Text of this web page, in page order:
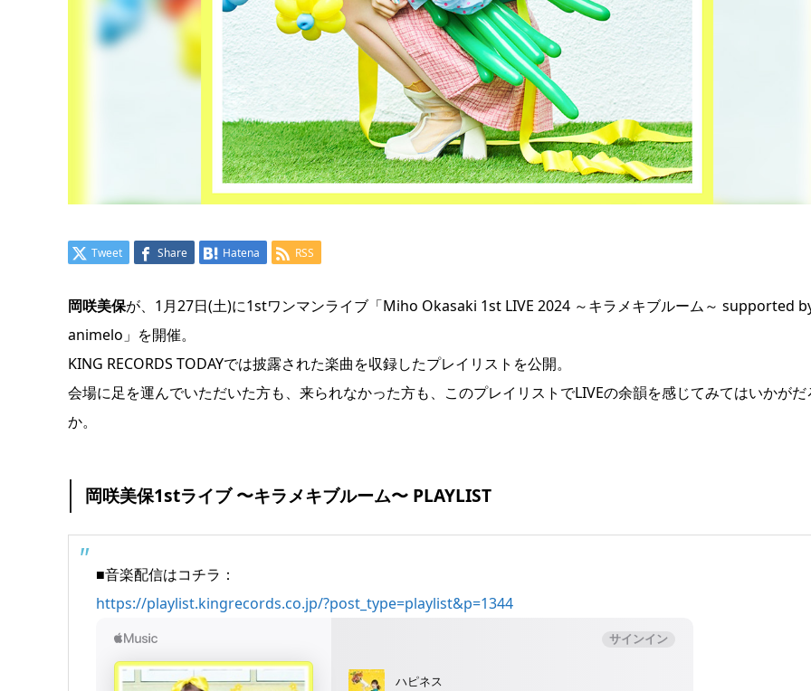
Tweet Share Hatena RSS
岡咲美保が、1月27日(土)に1stワンマンライブ「Miho Okasaki 1st LIVE 2024 ～キラメキブルーム～ supported
animelo」を開催。
KING RECORDS TODAYでは披露された楽曲を収録したプレイリストを公開。
会場に足を運んでいただいた方も、来られなかった方も、このプレイリストでLIVEの余韻を感じてみてはいかがだ
か。
岡咲美保1stライブ 〜キラメキブルーム〜 PLAYLIST
■音楽配信はコチラ：
https://playlist.kingrecords.co.jp/?post_type=playlist&p=1344